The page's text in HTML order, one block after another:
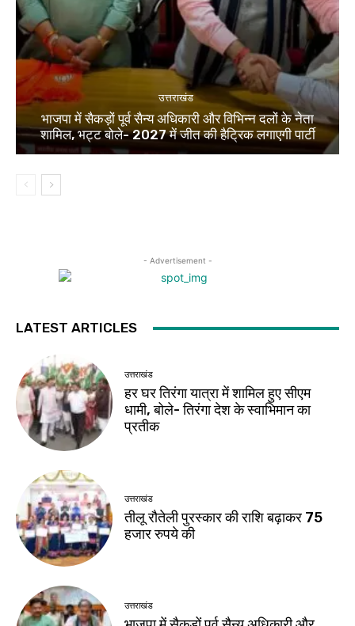
उत्तराखंड
भाजपा में सैकड़ों पूर्व सैन्य अधिकारी और विभिन्न दलों के नेता
शामिल, भट्ट बोले- 2027 में जीत की हैट्रिक लगाएगी पार्टी
- Advertisement -
LATEST ARTICLES
उत्तराखंड
हर घर तिरंगा यात्रा में शामिल हुए सीएम
धामी, बोले- तिरंगा देश के स्वाभिमान का
प्रतीक
उत्तराखंड
तीलू रौतेली पुरस्कार की राशि बढ़ाकर 75
हजार रुपये की
उत्तराखंड